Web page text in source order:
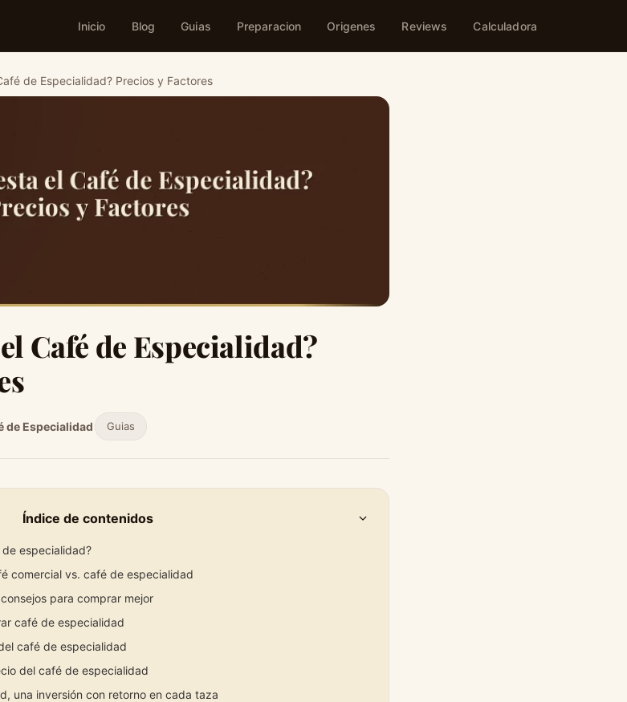
Inicio Blog Guias Preparacion Origenes Reviews Calculadora
de Especialidad? Precios y Factores
Café de Especialidad?
de Especialidad Guias
Índice de contenidos
especialidad?
comercial vs. café de especialidad
para comprar mejor
café de especialidad
café de especialidad
del café de especialidad
una inversión con retorno en cada taza